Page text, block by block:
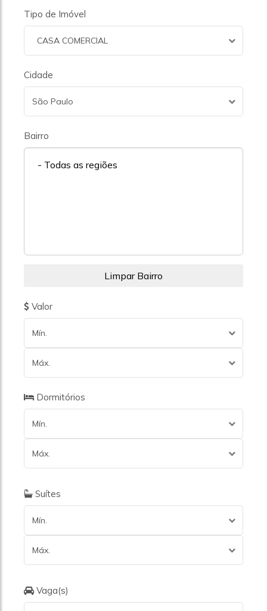
Tipo de Imóvel
CASA COMERCIAL
Cidade
São Paulo
Bairro
- Todas as regiões
Valor
Mín.
Máx.
Dormitórios
Mín.
Máx.
Suítes
Mín.
Máx.
Vaga(s)